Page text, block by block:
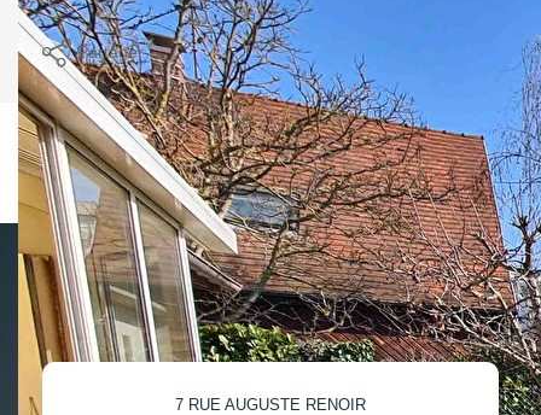
Imprimer
Partager
Ce bien est soumis à un diagnostic ERP (État
des Risques et Pollutions). Pour en savoir plus,
rendez-vous surhttps://www.georisques.gouv.fr/
7 RUE AUGUSTE RENOIR